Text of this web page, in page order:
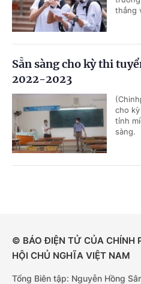
thẳng
Sẵn sàng cho kỳ thi
2022-2023
cho
tỉnh
sàng.
© BÁO ĐIỆN TỬ CỦA CHÍNH
HỘI CHỦ NGHĨA VIỆT NAM
Tổng Biên tập: Nguyễn Hồng